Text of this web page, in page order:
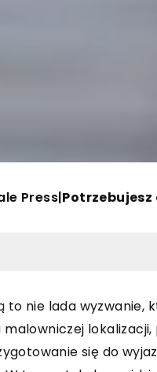
Press|
to nie lada
się do